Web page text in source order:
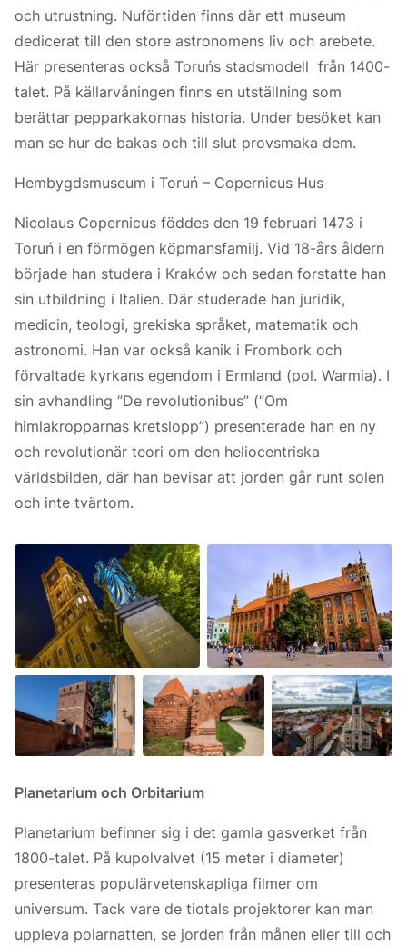
och utrustning. Nuförtiden finns där ett museum
dedicerat till den store astronomens liv och arebete.
Här presenteras också Toruńs stadsmodell från 1400-
talet. På källarvåningen finns en utställning som
berättar pepparkakornas historia. Under besöket kan
man se hur de bakas och till slut provsmaka dem.
Hembygdsmuseum i Toruń – Copernicus Hus
Nicolaus Copernicus föddes den 19 februari 1473 i
Toruń i en förmögen köpmansfamilj. Vid 18-års åldern
började han studera i Kraków och sedan forstatte han
sin utbildning i Italien. Där studerade han juridik,
medicin, teologi, grekiska språket, matematik och
astronomi. Han var också kanik i Frombork och
förvaltade kyrkans egendom i Ermland (pol. Warmia). I
sin avhandling ”De revolutionibus” (”Om
himlakropparnas kretslopp”) presenterade han en ny
och revolutionär teori om den heliocentriska
världsbilden, där han bevisar att jorden går runt solen
och inte tvärtom.
Planetarium och Orbitarium
Planetarium befinner sig i det gamla gasverket från
1800-talet. På kupolvalvet (15 meter i diameter)
presenteras populärvetenskapliga filmer om
universum. Tack vare de tiotals projektorer kan man
uppleva polarnatten, se jorden från månen eller till och